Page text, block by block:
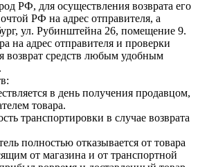
РФ, для осуществления возврата его
РФ на адрес отправителя, а
ул. Рубинштейна 26, помещение 9.
на адрес отправителя и проверки
возврат средств любым удобным
в день получения продавцом,
товара.
транспортировки в случае возврата
полностью отказывается от товара
от магазина и от транспортной